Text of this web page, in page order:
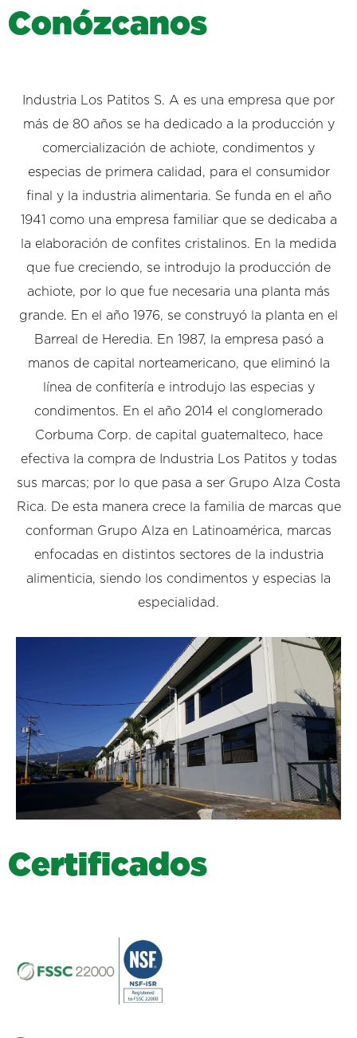
Conózcanos
Industria Los Patitos S. A es una empresa que por
más de 80 años se ha dedicado a la producción y
comercialización de achiote, condimentos y
especias de primera calidad, para el consumidor
final y la industria alimentaria. Se funda en el año
1941 como una empresa familiar que se dedicaba a
la elaboración de confites cristalinos. En la medida
que fue creciendo, se introdujo la producción de
achiote, por lo que fue necesaria una planta más
grande. En el año 1976, se construyó la planta en el
Barreal de Heredia. En 1987, la empresa pasó a
manos de capital norteamericano, que eliminó la
línea de confitería e introdujo las especias y
condimentos. En el año 2014 el conglomerado
Corbuma Corp. de capital guatemalteco, hace
efectiva la compra de Industria Los Patitos y todas
sus marcas; por lo que pasa a ser Grupo Alza Costa
Rica. De esta manera crece la familia de marcas que
conforman Grupo Alza en Latinoamérica, marcas
enfocadas en distintos sectores de la industria
alimenticia, siendo los condimentos y especias la
especialidad.
Certificad os